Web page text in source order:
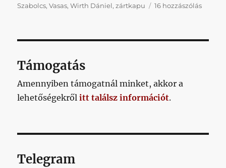
Szabolcs,Vasas,Wirth Dániel,zártkapu 16 hozzászólás
Támogatás
Amennyiben támogatnál minket, akkor a
lehetőségekrőlitt találsz információt.
Telegram